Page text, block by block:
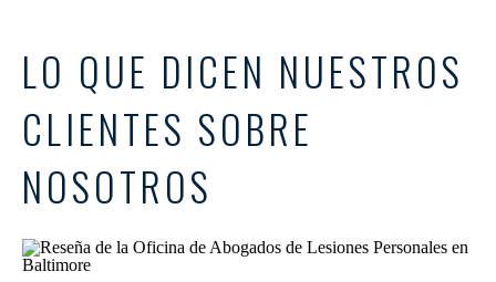
LO QUE DICEN NUESTROS
CLIENTES SOBRE
NOSOTROS